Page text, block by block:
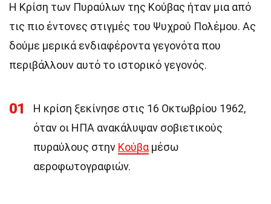
Η Κρίση των Πυραύλων της Κούβας ήταν μια από
τις πιο έντονες στιγμές του Ψυχρού Πολέμου. Ας
δούμε μερικά ενδιαφέροντα γεγονότα που
περιβάλλουν αυτό το ιστορικό γεγονός.
01
Η κρίση ξεκίνησε στις 16 Οκτωβρίου 1962,
όταν οι ΗΠΑ ανακάλυψαν σοβιετικούς
πυραύλους στην Κούβα μέσω
αεροφωτογραφιών.